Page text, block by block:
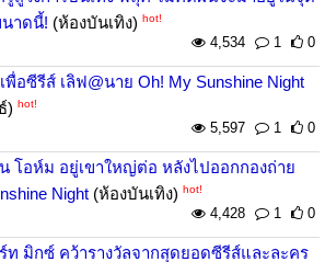
าดนี้! (ห้องบันเทิง) hot!
4,534 1 0
ซีรีส์ เลิฟ@นาย Oh! My Sunshine Night
) hot!
5,597 1 0
โอห์ม อยู่เขาใหญ่ต่อ หลังไปออกกองถ่าย
Night (ห้องบันเทิง) hot!
4,428 1 0
ท มิกซ์ คว้ารางวัลจากสุดยอดซีรีส์และละคร